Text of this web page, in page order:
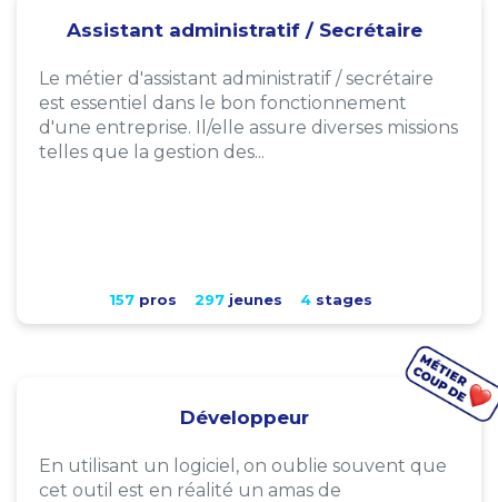
Assistant administratif / Secrétaire
Le métier d'assistant administratif / secrétaire
est essentiel dans le bon fonctionnement
d'une entreprise. Il/elle assure diverses missions
telles que la gestion des...
157pros 297jeunes 4stages
Développeur
En utilisant un logiciel, on oublie souvent que
cet outil est en réalité un amas de